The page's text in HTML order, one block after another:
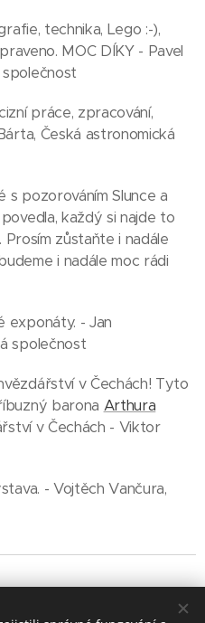
technika, Lego :-),
MOC DÍKY - Pavel
společnost
práce, zpracování,
Česká astronomická
s pozorováním Slunce a
každý si najde to
zůstaňte i nadále
i nadále moc rádi
exponáty. - Jan
společnost
v Čechách! Tyto
barona Arthura
v Čechách - Viktor
- Vojtěch Vančura,